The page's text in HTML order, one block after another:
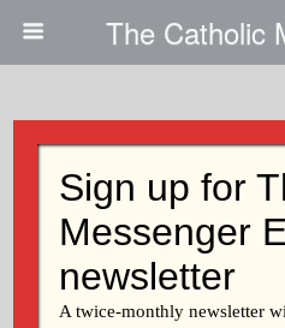
The Catholic
El Significado De
De Nuestra